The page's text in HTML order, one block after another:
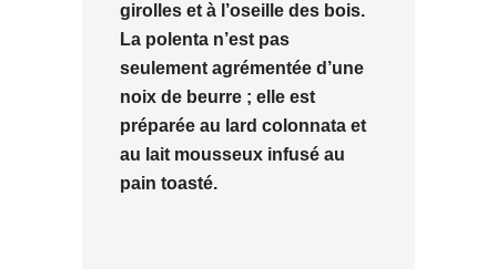
girolles et à l’oseille des bois.
La polenta n’est pas
seulement agrémentée d’une
noix de beurre ; elle est
préparée au lard colonnata et
au lait mousseux infusé au
pain toasté.